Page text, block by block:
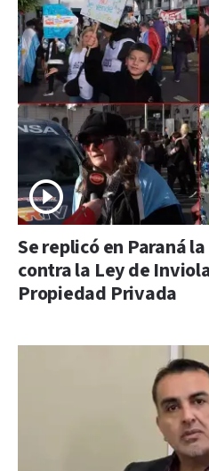
Se replicó en Paraná
contra la Ley de
Propiedad Privada